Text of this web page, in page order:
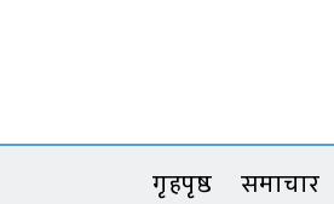
गृहपृष्ठ समाचार